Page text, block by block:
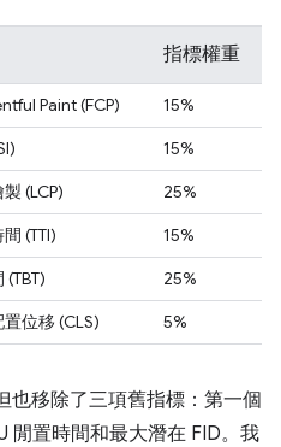
指標權重
Paint (FCP)
15%
15%
(LCP)
25%
(TTI)
15%
25%
位移 (CLS) 5%
也移除了三項舊指標：第一個
閒置時間和最大潛在 FID。我